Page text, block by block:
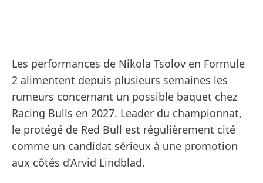
Les performances de Nikola Tsolov en Formule
2 alimentent depuis plusieurs semaines les
rumeurs concernant un possible baquet chez
Racing Bulls en 2027. Leader du championnat,
le protégé de Red Bull est régulièrement cité
comme un candidat sérieux à une promotion
aux côtés d’Arvid Lindblad.